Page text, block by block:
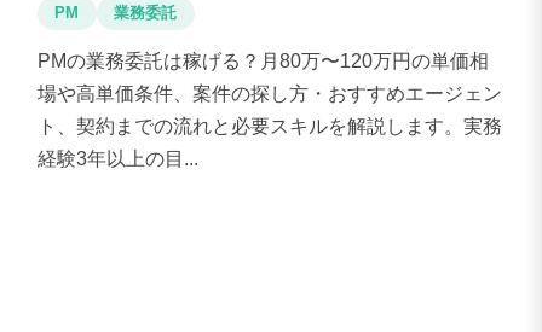
PM 業務委託
PMの業務委託は稼げる？月80万〜120万円の単価相
場や高単価条件、案件の探し方・おすすめエージェン
ト、契約までの流れと必要スキルを解説します。実務
経験3年以上の目...